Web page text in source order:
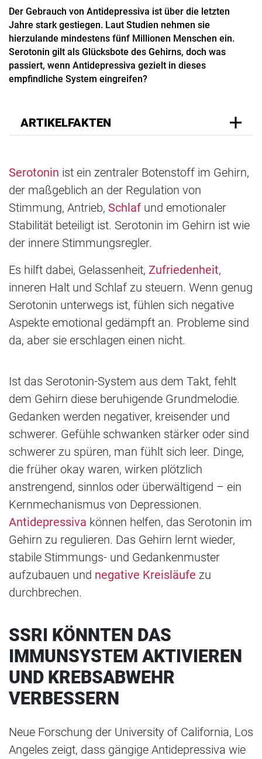
Der Gebrauch von Antidepressiva ist über die letzten
Jahre stark gestiegen. Laut Studien nehmen sie
hierzulande mindestens fünf Millionen Menschen ein.
Serotonin gilt als Glücksbote des Gehirns, doch was
passiert, wenn Antidepressiva gezielt in dieses
empfindliche System eingreifen?
ARTIKELFAKTEN
Serotonin ist ein zentraler Botenstoff im Gehirn,
der maßgeblich an der Regulation von
Stimmung, Antrieb, Schlaf und emotionaler
Stabilität beteiligt ist. Serotonin im Gehirn ist wie
der innere Stimmungsregler.
Es hilft dabei, Gelassenheit, Zufriedenheit,
inneren Halt und Schlaf zu steuern. Wenn genug
Serotonin unterwegs ist, fühlen sich negative
Aspekte emotional gedämpft an. Probleme sind
da, aber sie erschlagen einen nicht.
Ist das Serotonin-System aus dem Takt, fehlt
dem Gehirn diese beruhigende Grundmelodie.
Gedanken werden negativer, kreisender und
schwerer. Gefühle schwanken stärker oder sind
schwerer zu spüren, man fühlt sich leer. Dinge,
die früher okay waren, wirken plötzlich
anstrengend, sinnlos oder überwältigend – ein
Kernmechanismus von Depressionen.
Antidepressiva können helfen, das Serotonin im
Gehirn zu regulieren. Das Gehirn lernt wieder,
stabile Stimmungs- und Gedankenmuster
aufzubauen und negative Kreisläufe zu
durchbrechen.
SSRI KÖNNTEN DAS
IMMUNSYSTEM AKTIVIEREN
UND KREBSABWEHR
VERBESSERN
Neue Forschung der University of California, Los
Angeles zeigt, dass gängige Antidepressiva wie